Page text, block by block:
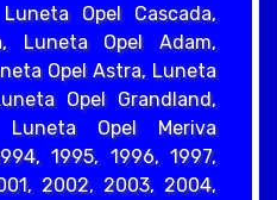
Opel Cascada,
Luneta Opel Adam,
Opel Astra, Luneta
Opel Grandland,
Opel Meriva
1995, 1996, 1997,
2002, 2003, 2004,